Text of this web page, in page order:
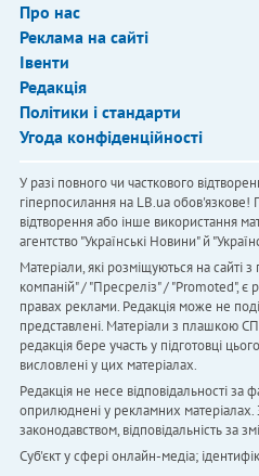
Про нас
Реклама на сайті
Івенти
Редакція
Політики і стандарти
Угода конфіденційності
У разі повного чи часткового
гіперпосилання на LB.ua обов'язкове!
відтворення або інше використання
агентство "Українськi Новини" й
Матеріали, які розміщуються на сайті
компаній" / "Пресреліз" / "Promoted", є
правах реклами. Редакція може не
представлені. Матеріали з плашкою
редакція бере участь у підготовці
висловлені у цих матеріалах.
Редакція не несе відповідальності за
оприлюднені у рекламних матеріалах.
законодавством, відповідальність за
Cуб'єкт у сфері онлайн-медіа;